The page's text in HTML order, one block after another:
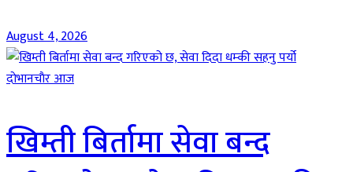
August 4, 2026
दाेभानचाैर आज
खिम्ती बिर्तामा सेवा बन्द